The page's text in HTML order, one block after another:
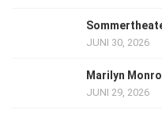
JUNI 30, 2026
Marilyn
JUNI 29, 2026